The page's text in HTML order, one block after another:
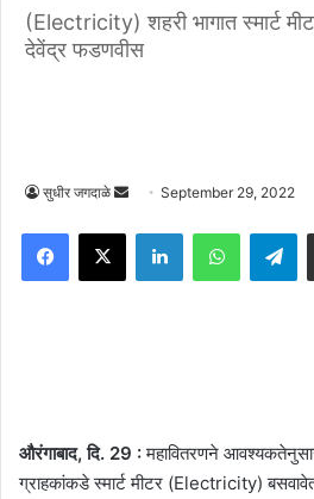
(Electricity) शहरी भागात स्मार्ट
देवेंद्र फडणवीस
सुधीर जगदाळे
Send
email
September 29, 2022
Facebook
X LinkedInWhatsApp
औरंगाबाद, दि. 29 :महावितरणने
ग्राहकांकडे स्मार्ट मीटर (Electricity)